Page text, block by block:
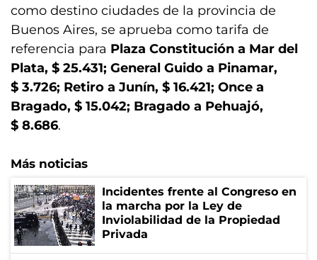
como destino ciudades de la provincia de
Buenos Aires, se aprueba como tarifa de
referencia para Plaza Constitución a Mar del
Plata, $ 25.431; General Guido a Pinamar,
$ 3.726; Retiro a Junín, $ 16.421; Once a
Bragado, $ 15.042; Bragado a Pehuajó,
$ 8.686.
Más noticias
Incidentes frente al Congreso en
la marcha por la Ley de
Inviolabilidad de la Propiedad
Privada